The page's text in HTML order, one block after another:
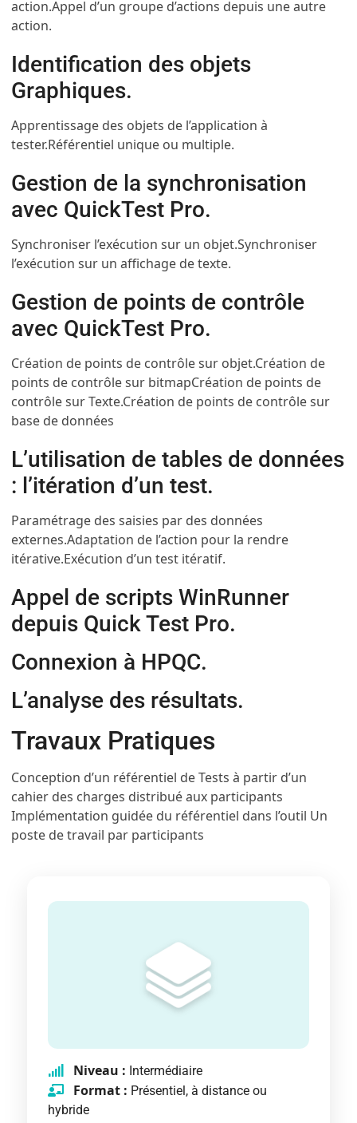
action.Appel d’un groupe d’actions depuis une autre
action.
Identification des objets
Graphiques.
Apprentissage des objets de l’application à
tester.Référentiel unique ou multiple.
Gestion de la synchronisation
avec QuickTest Pro.
Synchroniser l’exécution sur un objet.Synchroniser
l’exécution sur un affichage de texte.
Gestion de points de contrôle
avec QuickTest Pro.
Création de points de contrôle sur objet.Création de
points de contrôle sur bitmapCréation de points de
contrôle sur Texte.Création de points de contrôle sur
base de données
L’utilisation de tables de données
: l’itération d’un test.
Paramétrage des saisies par des données
externes.Adaptation de l’action pour la rendre
itérative.Exécution d’un test itératif.
Appel de scripts WinRunner
depuis Quick Test Pro.
Connexion à HPQC.
L’analyse des résultats.
Travaux Pratiques
Conception d’un référentiel de Tests à partir d’un
cahier des charges distribué aux participants
Implémentation guidée du référentiel dans l’outil Un
poste de travail par participants
Niveau : Intermédiaire
Format : Présentiel, à distance ou
hybride